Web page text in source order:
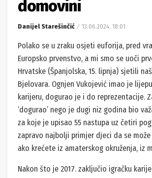
domovini
Danijel Starešinčić 13.06.2024. 18:01
Polako se u zraku osjeti euforija, pred
Europsko prvenstvo, a mi smo se uoči
Hrvatske (Španjolska, 15. lipnja) sjetili
Bjelovara. Ognjen Vukojević imao je
karijeru, dogurao je i do reprezentacije.
‘dogurao’ nego je dugi niz godina bio
za koje je upisao 55 nastupa uz četiri
zapravo najbolji primjer djeci da se
ako krećete iz amaterskog okruženja, iz
Nakon što je 2017. zaključio igračku